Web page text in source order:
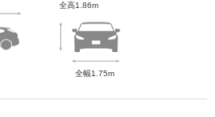
全高1.86m
全幅1.75m